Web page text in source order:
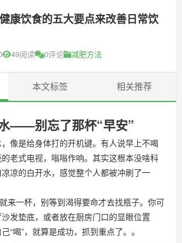
康饮食的五大要点来改善日常饮
49阅读 0评论 减肥方法
本文标签 相关推荐
——别忘了那杯“早安”
是给身体打的开机键。有人说早上不喝
老式电视，嗡嗡作响。其实这根本没啥科
凉的白开水，感觉整个人都被冲刷了一
来一杯，别等到渴得要命才去找瓶子。你可
发垫底，或者放在厨房门口的显眼位置
喝”，就算是成功，抓到重点了。。